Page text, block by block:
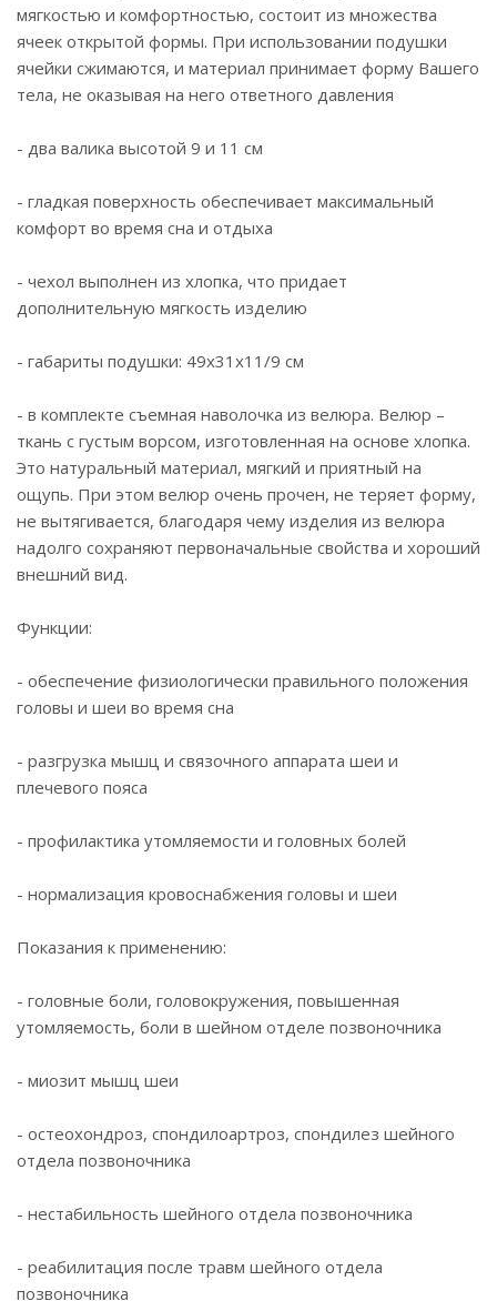
мягкостью и комфортностью, состоит из множества
ячеек открытой формы. При использовании подушки
ячейки сжимаются, и материал принимает форму Вашего
тела, не оказывая на него ответного давления
- два валика высотой 9 и 11 см
- гладкая поверхность обеспечивает максимальный
комфорт во время сна и отдыха
- чехол выполнен из хлопка, что придает
дополнительную мягкость изделию
- габариты подушки: 49х31х11/9 см
- в комплекте съемная наволочка из велюра. Велюр –
ткань с густым ворсом, изготовленная на основе хлопка.
Это натуральный материал, мягкий и приятный на
ощупь. При этом велюр очень прочен, не теряет форму,
не вытягивается, благодаря чему изделия из велюра
надолго сохраняют первоначальные свойства и хороший
внешний вид.
Функции:
- обеспечение физиологически правильного положения
головы и шеи во время сна
- разгрузка мышц и связочного аппарата шеи и
плечевого пояса
- профилактика утомляемости и головных болей
- нормализация кровоснабжения головы и шеи
Показания к применению:
- головные боли, головокружения, повышенная
утомляемость, боли в шейном отделе позвоночника
- миозит мышц шеи
- остеохондроз, спондилоартроз, спондилез шейного
отдела позвоночника
- нестабильность шейного отдела позвоночника
- реабилитация после травм шейного отдела
позвоночника